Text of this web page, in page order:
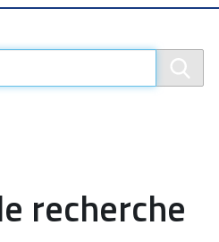
recherche